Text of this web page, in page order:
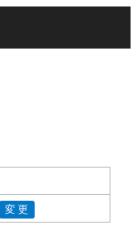
変更